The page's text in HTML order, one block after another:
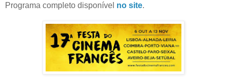
Programa completo disponível no site.